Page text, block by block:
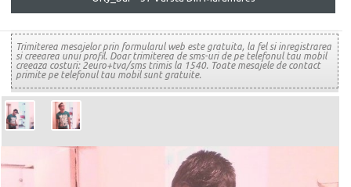
Trimiterea mesajelor prin formularul web este gratuita, la fel si inregistrarea
si creearea unui profil. Doar trimiterea de sms-uri de pe telefonul tau mobil
creeaza costuri: 2euro+tva/sms trimis la 1540. Toate mesajele de contact
primite pe telefonul tau mobil sunt gratuite.